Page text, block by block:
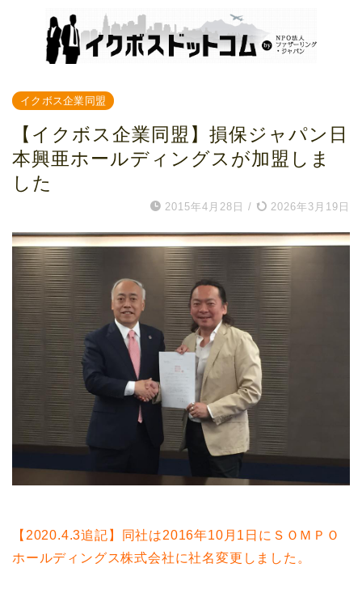
イクボス企業同盟
【イクボス企業同盟】損保ジャパン日
本興亜ホールディングスが加盟しま
した
2015年4月28日 / 2026年3月19日
【2020.4.3追記】同社は2016年10月1日にＳＯＭＰＯ
ホールディングス株式会社に社名変更しました。